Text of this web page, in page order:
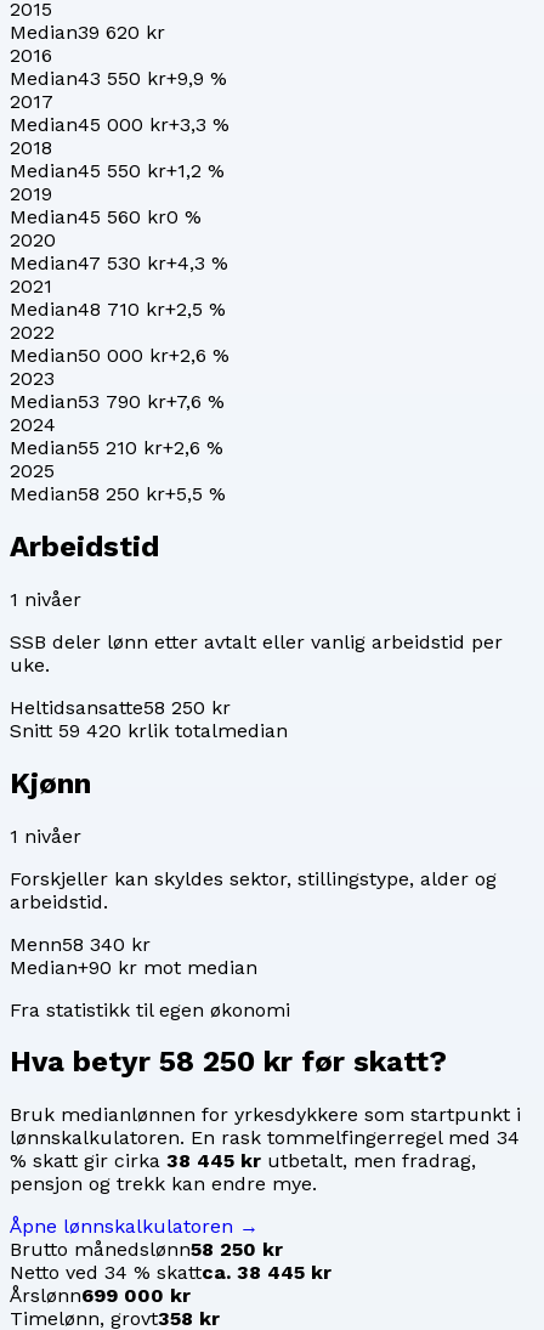
2015
Median39 620 kr
2016
Median43 550 kr+9,9 %
2017
Median45 000 kr+3,3 %
2018
Median45 550 kr+1,2 %
2019
Median45 560 kr0 %
2020
Median47 530 kr+4,3 %
2021
Median48 710 kr+2,5 %
2022
Median50 000 kr+2,6 %
2023
Median53 790 kr+7,6 %
2024
Median55 210 kr+2,6 %
2025
Median58 250 kr+5,5 %
Arbeidstid
1 nivåer
SSB deler lønn etter avtalt eller vanlig arbeidstid per
uke.
Heltidsansatte58 250 kr
Snitt 59 420 krlik totalmedian
Kjønn
1 nivåer
Forskjeller kan skyldes sektor, stillingstype, alder og
arbeidstid.
Menn58 340 kr
Median+90 kr mot median
Fra statistikk til egen økonomi
Hva betyr 58 250 kr før skatt?
Bruk medianlønnen for yrkesdykkere som startpunkt i
lønnskalkulatoren. En rask tommelfingerregel med 34
% skatt gir cirka 38 445 kr utbetalt, men fradrag,
pensjon og trekk kan endre mye.
Åpne lønnskalkulatoren →
Brutto månedslønn58 250 kr
Netto ved 34 % skattca. 38 445 kr
Årslønn699 000 kr
Timelønn, grovt358 kr